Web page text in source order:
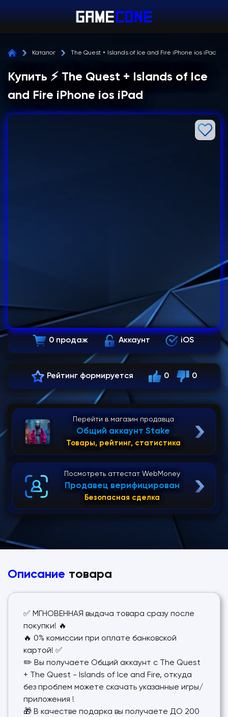
Каталог The Quest + Islands of Ice and Fire iPhone ios iPad
Купить ⚡ The Quest + Islands of Ice
and Fire iPhone ios iPad
0 продаж Аккаунт iOS
Рейтинг формируется 0 0
Перейти в магазин продавца
Общий аккаунт Stake
Товары, рейтинг, статистика
Посмотреть аттестат WebMoney
Продавец верифицирован
Безопасная сделка
Описание товара
✅ МГНОВЕННАЯ выдача товара сразу после
покупки! 🔥
🔥 0% комиссии при оплате банковской
картой! ✅
✏️ Вы получаете Общий аккаунт с The Quest
+ The Quest - Islands of Ice and Fire, откуда
без проблем можете скачать указанные игры/
приложения !
🎁 В качестве подарка вы получаете ДО 200